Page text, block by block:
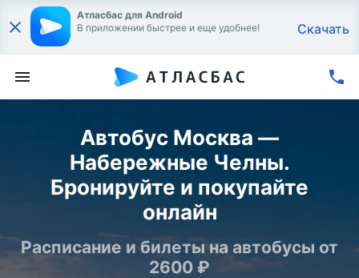
Атласбас для Android
В приложении быстрее и еще удобнее!
Скачать
Автобус Москва —
Набережные Челны.
Бронируйте и покупайте
онлайн
Расписание и билеты на автобусы от
2600 ₽